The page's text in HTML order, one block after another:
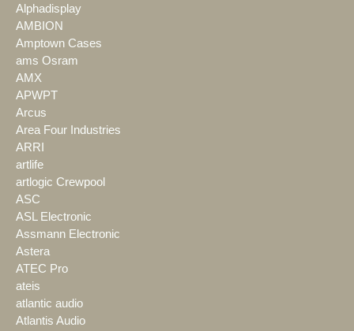
Alphadisplay
AMBION
Amptown Cases
ams Osram
AMX
APWPT
Arcus
Area Four Industries
ARRI
artlife
artlogic Crewpool
ASC
ASL Electronic
Assmann Electronic
Astera
ATEC Pro
ateis
atlantic audio
Atlantis Audio